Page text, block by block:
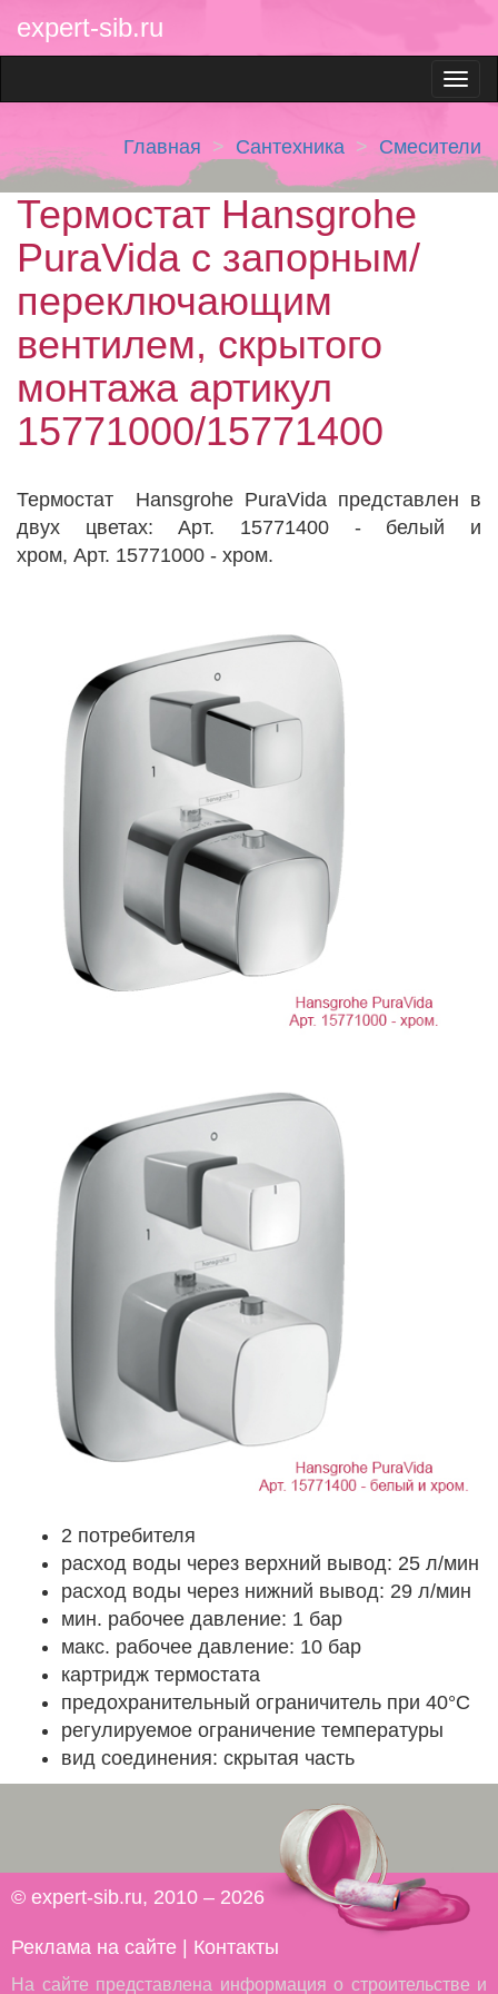
expert-sib.ru
Главная Сантехника Смесители
Термостат Hansgrohe
PuraVida с запорным/
переключающим
вентилем, скрытого
монтажа артикул
15771000/15771400
Термостат Hansgrohe PuraVida представлен в
двух цветах: Арт. 15771400 - белый и
хром, Арт. 15771000 - хром.
2 потребителя
расход воды через верхний вывод: 25 л/мин
расход воды через нижний вывод: 29 л/мин
мин. рабочее давление: 1 бар
макс. рабочее давление: 10 бар
картридж термостата
предохранительный ограничитель при 40°C
регулируемое ограничение температуры
вид соединения: скрытая часть
© expert-sib.ru, 2010 – 2026
Реклама на сайте Контакты
На сайте представлена информация о строительстве и